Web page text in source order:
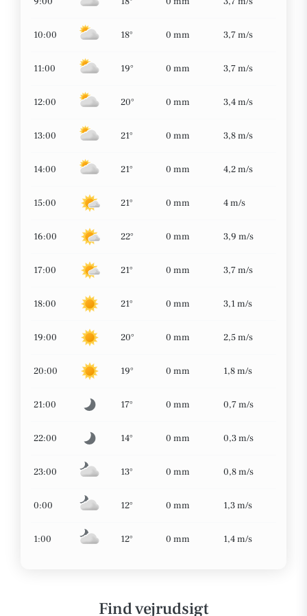
10:00 18° 0 mm 3,7 m/s
11:00 19° 0 mm 3,7 m/s
12:00 20° 0 mm 3,4 m/s
13:00 21° 0 mm 3,8 m/s
14:00 21° 0 mm 4,2 m/s
15:00 21° 0 mm 4 m/s
16:00 22° 0 mm 3,9 m/s
17:00 21° 0 mm 3,7 m/s
18:00 21° 0 mm 3,1 m/s
19:00 20° 0 mm 2,5 m/s
20:00 19° 0 mm 1,8 m/s
21:00 17° 0 mm 0,7 m/s
22:00 14° 0 mm 0,3 m/s
23:00 13° 0 mm 0,8 m/s
0:00 12° 0 mm 1,3 m/s
1:00 12° 0 mm 1,4 m/s
Find vejrudsigt